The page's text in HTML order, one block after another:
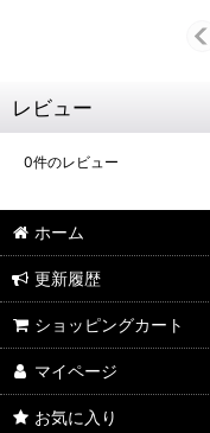
レビュー
0件のレビュー
ホーム
更新履歴
ショッピングカート
マイページ
お気に入り